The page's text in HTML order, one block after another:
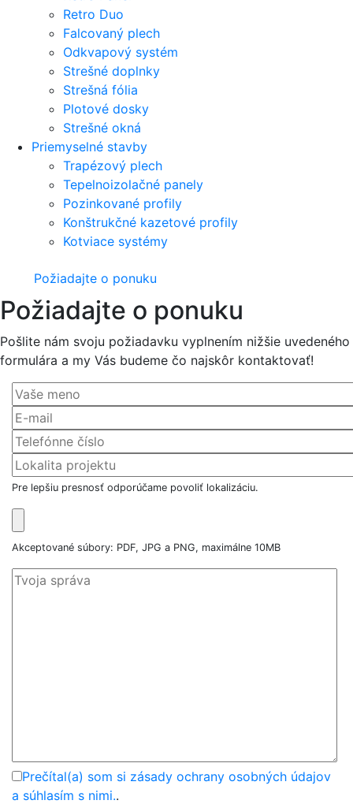
Retro Duo
Falcovaný plech
Odkvapový systém
Strešné doplnky
Strešná fólia
Plotové dosky
Strešné okná
Priemyselné stavby
Trapézový plech
Tepelnoizolačné panely
Pozinkované profily
Konštrukčné kazetové profily
Kotviace systémy
Požiadajte o ponuku
Požiadajte o ponuku
Pošlite nám svoju požiadavku vyplnením nižšie uvedeného
formulára a my Vás budeme čo najskôr kontaktovať!
Pre lepšiu presnosť odporúčame povoliť lokalizáciu.
Akceptované súbory: PDF, JPG a PNG, maximálne 10MB
Prečítal(a) som si zásady ochrany osobných údajov
a súhlasím s nimi..